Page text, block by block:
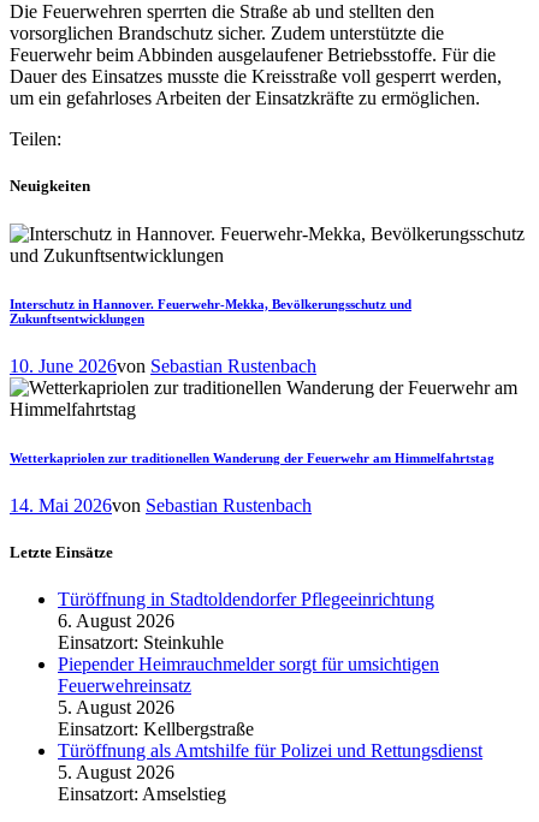
Die Feuerwehren sperrten die Straße ab und stellten den
vorsorglichen Brandschutz sicher. Zudem unterstützte die
Feuerwehr beim Abbinden ausgelaufener Betriebsstoffe. Für die
Dauer des Einsatzes musste die Kreisstraße voll gesperrt werden,
um ein gefahrloses Arbeiten der Einsatzkräfte zu ermöglichen.
Teilen:
Neuigkeiten
Interschutz in Hannover. Feuerwehr-Mekka, Bevölkerungsschutz und
Zukunftsentwicklungen
10. June 2026von Sebastian Rustenbach
Wetterkapriolen zur traditionellen Wanderung der Feuerwehr am Himmelfahrtstag
14. Mai 2026von Sebastian Rustenbach
Letzte Einsätze
Türöffnung in Stadtoldendorfer Pflegeeinrichtung
6. August 2026
Einsatzort: Steinkuhle
Piepender Heimrauchmelder sorgt für umsichtigen
Feuerwehreinsatz
5. August 2026
Einsatzort: Kellbergstraße
Türöffnung als Amtshilfe für Polizei und Rettungsdienst
5. August 2026
Einsatzort: Amselstieg